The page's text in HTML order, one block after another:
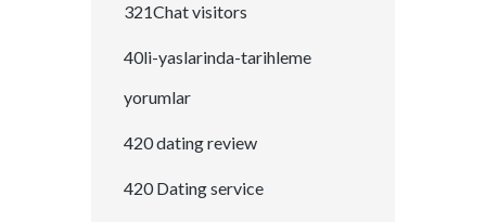
321Chat visitors
40li-yaslarinda-tarihleme
yorumlar
420 dating review
420 Dating service